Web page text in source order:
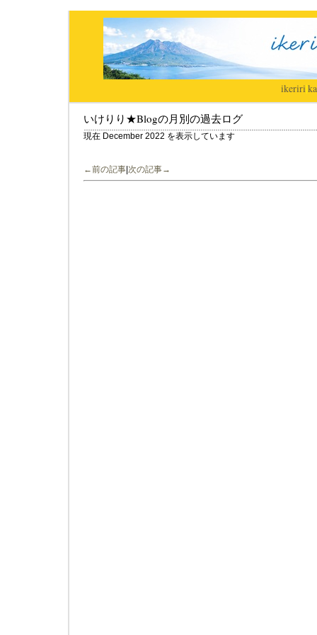
ikeriri|
いけりり★Blogの月別の過去ログ
現在 December 2022 を表示しています
←前の記事 次の記事→